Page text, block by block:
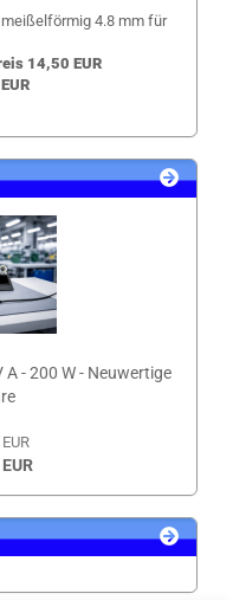
meißelförmig 4.8 mm für
14,50 EUR
A - 200 W - Neuwertige